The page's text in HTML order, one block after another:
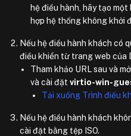
hệ điều hành, hãy tạo
hợp hệ thống không khởi
Nếu hệ điều hành khách có
điều khiển từ trang web của
Tham khảo URL sau và
và cài đặtvirtio-win-
Tải xuống Trình điều
Nếu hệ điều hành khách
cài đặt bằng tệp ISO.